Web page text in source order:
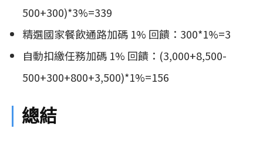
500+300)*3%=339
精選國家餐飲通路加碼 1% 回饋：300*1%=3
自動扣繳任務加碼 1% 回饋：(3,000+8,500-
500+300+800+3,500)*1%=156
總結